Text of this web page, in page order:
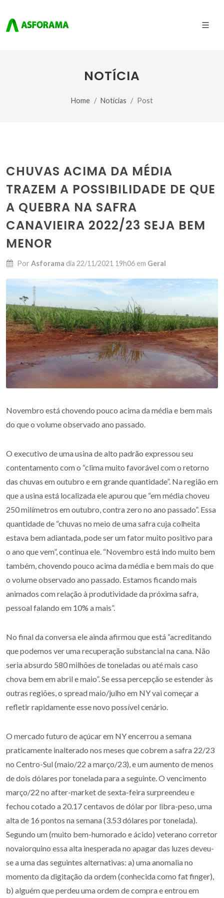
NOTÍCIA
Home Notícias Post
CHUVAS ACIMA DA MÉDIA
TRAZEM A POSSIBILIDADE DE QUE
A QUEBRA NA SAFRA
CANAVIEIRA 2022/23 SEJA BEM
MENOR
Por Asforama dia 22/11/2021 19h06 em Geral
Novembro está chovendo pouco acima da média e bem mais
do que o volume observado ano passado.
O executivo de uma usina de alto padrão expressou seu
contentamento com o “clima muito favorável com o retorno
das chuvas em outubro e em grande quantidade”. Na região em
que a usina está localizada ele apurou que “em média choveu
250 milímetros em outubro, contra zero no ano passado”. Essa
quantidade de “chuvas no meio de uma safra cuja colheita
estava bem adiantada, pode ser um fator muito positivo para
o ano que vem”, continua ele. “Novembro está indo muito bem
também, chovendo pouco acima da média e bem mais do que
o volume observado ano passado. Estamos ficando mais
animados com relação à produtividade da próxima safra,
pessoal falando em 10% a mais”.
No final da conversa ele ainda afirmou que está “acreditando
que podemos ver uma recuperação substancial na cana. Não
seria absurdo 580 milhões de toneladas ou até mais caso
chova bem em abril e maio”. Se essa percepção se estender às
outras regiões, o spread maio/julho em NY vai começar a
refletir rapidamente esse novo possível cenário.
O mercado futuro de açúcar em NY encerrou a semana
praticamente inalterado nos meses que cobrem a safra 22/23
no Centro-Sul (maio/22 a março/23), e um aumento de menos
de dois dólares por tonelada para a seguinte. O vencimento
março/22 no after-market de sexta-feira surpreendeu e
fechou cotado a 20.17 centavos de dólar por libra-peso, uma
alta de 16 pontos na semana (3.53 dólares por tonelada).
Segundo um (muito bem-humorado e ácido) veterano corretor
novaiorquino essa alta inesperada no apagar das luzes deveu-
se a uma das seguintes alternativas: a) uma anomalia no
momento da digitação da ordem (conhecida como fat finger),
b) alguém que perdeu uma ordem de compra e entrou em